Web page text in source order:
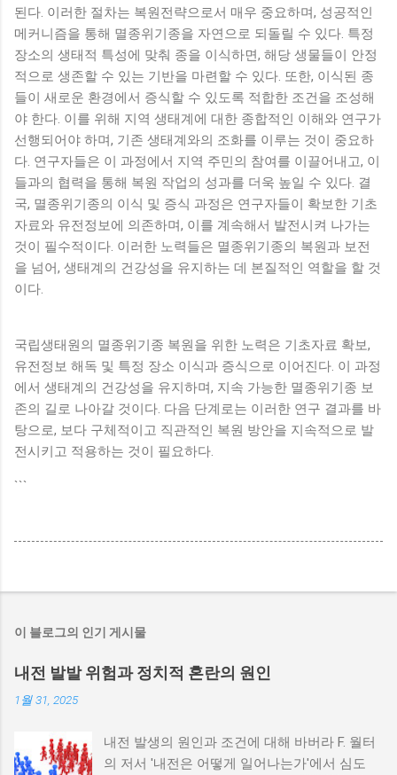
된다. 이러한 절차는 복원전략으로서 매우 중요하며, 성공적인
메커니즘을 통해 멸종위기종을 자연으로 되돌릴 수 있다. 특정
장소의 생태적 특성에 맞춰 종을 이식하면, 해당 생물들이 안정
적으로 생존할 수 있는 기반을 마련할 수 있다. 또한, 이식된 종
들이 새로운 환경에서 증식할 수 있도록 적합한 조건을 조성해
야 한다. 이를 위해 지역 생태계에 대한 종합적인 이해와 연구가
선행되어야 하며, 기존 생태계와의 조화를 이루는 것이 중요하
다. 연구자들은 이 과정에서 지역 주민의 참여를 이끌어내고, 이
들과의 협력을 통해 복원 작업의 성과를 더욱 높일 수 있다. 결
국, 멸종위기종의 이식 및 증식 과정은 연구자들이 확보한 기초
자료와 유전정보에 의존하며, 이를 계속해서 발전시켜 나가는
것이 필수적이다. 이러한 노력들은 멸종위기종의 복원과 보전
을 넘어, 생태계의 건강성을 유지하는 데 본질적인 역할을 할 것
이다.
국립생태원의 멸종위기종 복원을 위한 노력은 기초자료 확보,
유전정보 해독 및 특정 장소 이식과 증식으로 이어진다. 이 과정
에서 생태계의 건강성을 유지하며, 지속 가능한 멸종위기종 보
존의 길로 나아갈 것이다. 다음 단계로는 이러한 연구 결과를 바
탕으로, 보다 구체적이고 직관적인 복원 방안을 지속적으로 발
전시키고 적용하는 것이 필요하다.
```
이 블로그의 인기 게시물
내전 발발 위험과 정치적 혼란의 원인
1월 31, 2025
내전 발생의 원인과 조건에 대해 바버라 F. 월터
의 저서 '내전은 어떻게 일어나는가'에서 심도